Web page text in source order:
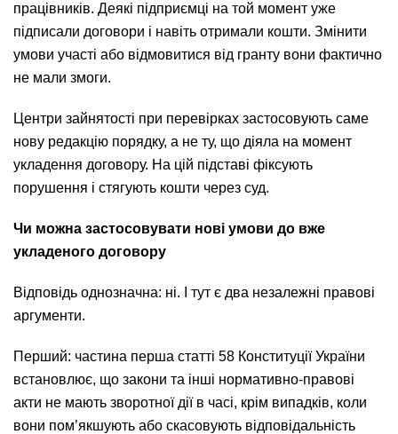
працівників. Деякі підприємці на той момент уже
підписали договори і навіть отримали кошти. Змінити
умови участі або відмовитися від гранту вони фактично
не мали змоги.
Центри зайнятості при перевірках застосовують саме
нову редакцію порядку, а не ту, що діяла на момент
укладення договору. На цій підставі фіксують
порушення і стягують кошти через суд.
Чи можна застосовувати нові умови до вже
укладеного договору
Відповідь однозначна: ні. І тут є два незалежні правові
аргументи.
Перший: частина перша статті 58 Конституції України
встановлює, що закони та інші нормативно-правові
акти не мають зворотної дії в часі, крім випадків, коли
вони пом’якшують або скасовують відповідальність